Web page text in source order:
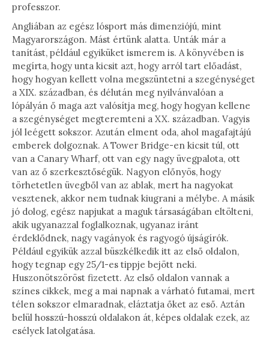
professzor.
Angliában az egész lósport más dimenziójú, mint
Magyarországon. Mást értünk alatta. Unták már a
tanítást, például egyiküket ismerem is. A könyvében is
megírta, hogy unta kicsit azt, hogy arról tart előadást,
hogy hogyan kellett volna megszüntetni a szegénységet
a XIX. században, és délután meg nyilvánvalóan a
lópályán ő maga azt valósítja meg, hogy hogyan kellene
a szegénységet megteremteni a XX. században. Vagyis
jól leégett sokszor. Azután elment oda, ahol magafajtájú
emberek dolgoznak. A Tower Bridge-en kicsit túl, ott
van a Canary Wharf, ott van egy nagy üvegpalota, ott
van az ő szerkesztőségük. Nagyon előnyös, hogy
törhetetlen üvegből van az ablak, mert ha nagyokat
vesztenek, akkor nem tudnak kiugrani a mélybe. A másik
jó dolog, egész napjukat a maguk társaságában eltölteni,
akik ugyanazzal foglalkoznak, ugyanaz iránt
érdeklődnek, nagy vagányok és ragyogó újságírók.
Például egyikük azzal büszkélkedik itt az első oldalon,
hogy tegnap egy 25/1-es tippje bejött neki.
Huszonötszöröst fizetett. Az első oldalon vannak a
színes cikkek, meg a mai napnak a várható futamai, mert
télen sokszor elmaradnak, eláztatja őket az eső. Aztán
belül hosszú-hosszú oldalakon át, képes oldalak ezek, az
esélyek latolgatása.